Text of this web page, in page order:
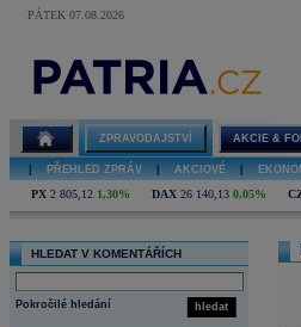
PÁTEK 07.08.2026
ZPRAVODAJSTVÍ AKCIE &
PŘEHLED ZPRÁV AKCIOVÉ
PX 2 805,12 1,30% DAX 26 140,13 0,05%
HLEDAT V KOMENTÁŘÍCH
hledat
Pokročilé hledání